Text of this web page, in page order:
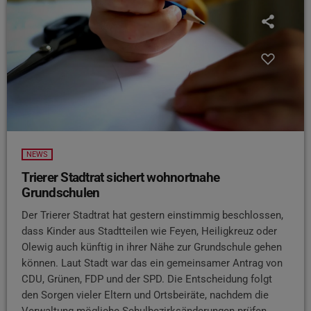
NEWS
Trierer Stadtrat sichert wohnortnahe
Grundschulen
Der Trierer Stadtrat hat gestern einstimmig beschlossen,
dass Kinder aus Stadtteilen wie Feyen, Heiligkreuz oder
Olewig auch künftig in ihrer Nähe zur Grundschule gehen
können. Laut Stadt war das ein gemeinsamer Antrag von
CDU, Grünen, FDP und der SPD. Die Entscheidung folgt
den Sorgen vieler Eltern und Ortsbeiräte, nachdem die